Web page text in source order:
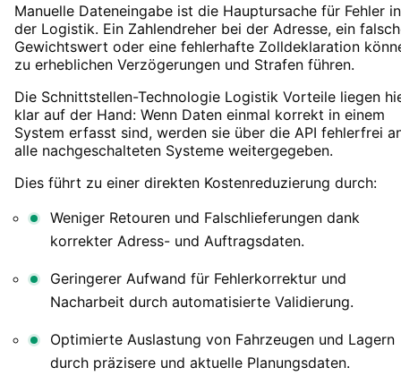
Manuelle Dateneingabe ist die Hauptursache für Fehler in
der Logistik. Ein Zahlendreher bei der Adresse, ein
Gewichtswert oder eine fehlerhafte Zolldeklaration
zu erheblichen Verzögerungen und Strafen führen.
Die Schnittstellen-Technologie Logistik Vorteile liegen
klar auf der Hand: Wenn Daten einmal korrekt in einem
System erfasst sind, werden sie über die API fehlerfrei
alle nachgeschalteten Systeme weitergegeben.
Dies führt zu einer direkten Kostenreduzierung durch:
Weniger Retouren und Falschlieferungen dank
korrekter Adress- und Auftragsdaten.
Geringerer Aufwand für Fehlerkorrektur und
Nacharbeit durch automatisierte Validierung.
Optimierte Auslastung von Fahrzeugen und Lagern
durch präzisere und aktuelle Planungsdaten.